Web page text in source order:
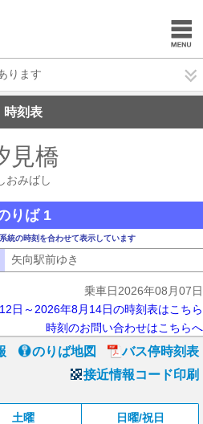
ります
時刻表
見橋
おみばし
りば 1
統の時刻を合わせて表示しています
矢向駅前ゆき
乗車日2026年08月07日
日～2026年8月14日の時刻表はこちら
時刻のお問い合わせはこちらへ
のりば地図
バス停時刻表
接近情報コード印刷
土曜 日曜/祝日